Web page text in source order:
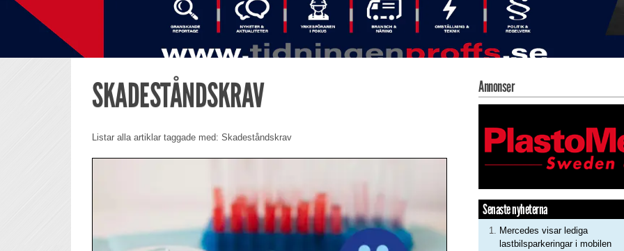
SKADESTÅNDSKRAV
Listar alla artiklar taggade med: Skadeståndskrav
Annonser
Senaste nyheterna
Mercedes visar lediga
lastbilsparkeringar i mobilen